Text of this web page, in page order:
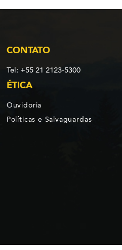
CONTATO
Tel: +55 21 2123-5300
ÉTICA
Ouvidoria
Políticas e Salvaguardas